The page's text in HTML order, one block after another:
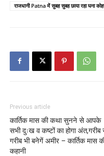
राजधानी Patna में सुबह सुबह छाया रहा घना
Previous article
कार्तिक मास की कथा सुनने से आपके
सभी दुःख व कष्टों का होगा अंत,गरीब
गरीब भी बनेगें अमीर – कार्तिक मास
कहानी